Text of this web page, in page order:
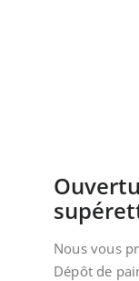
Nous vous
Dépôt de